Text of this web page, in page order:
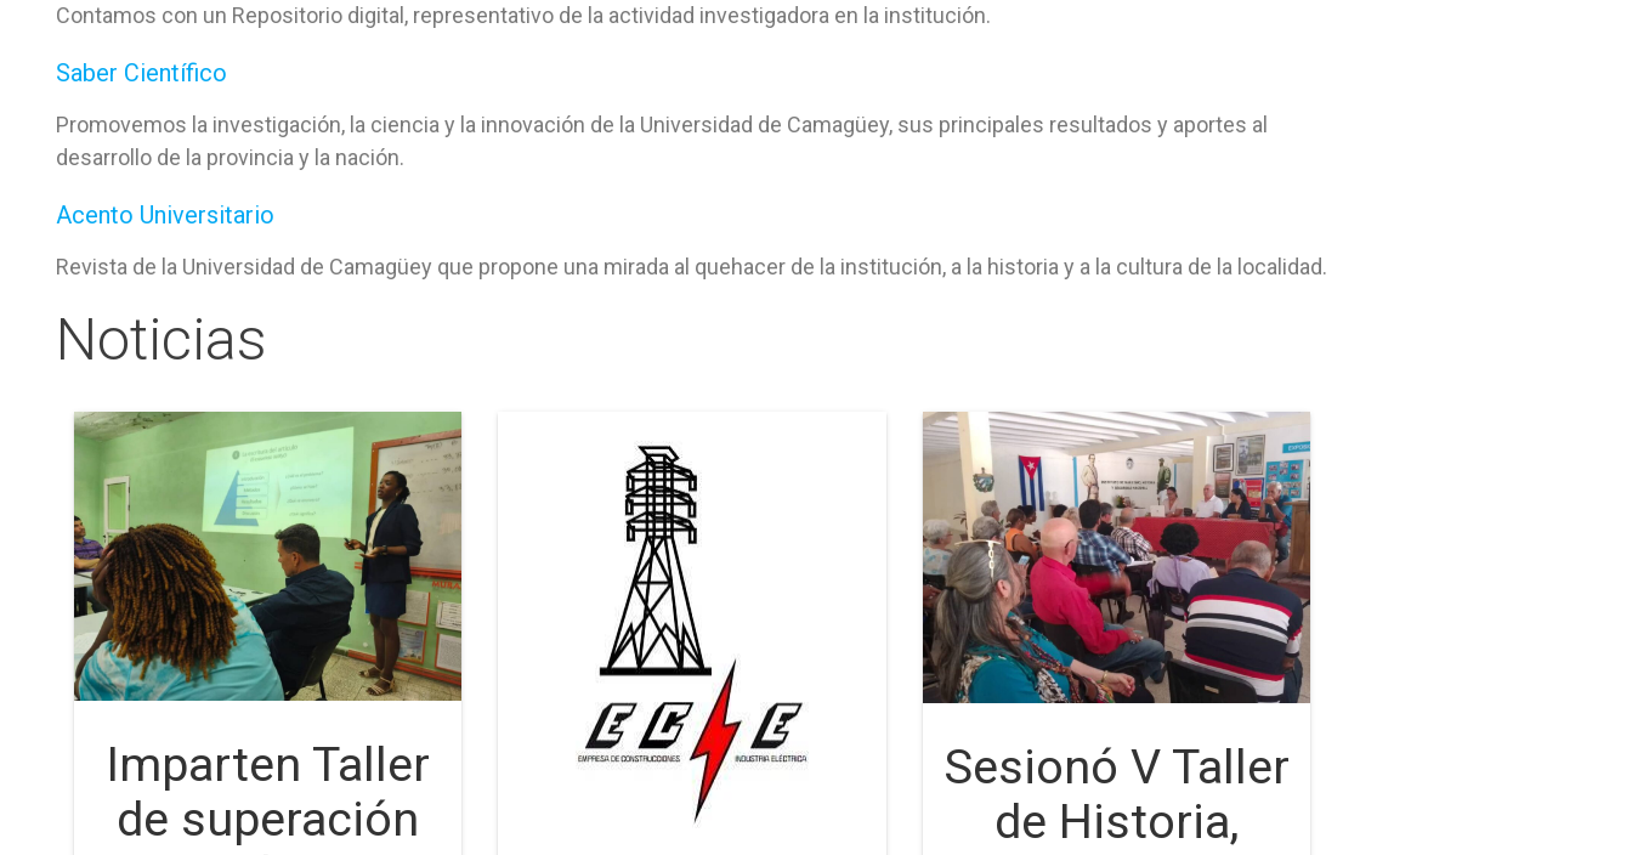
Contamos con un Repositorio digital, representativo de la actividad investigadora en la institución.
Saber Científico
Promovemos la investigación, la ciencia y la innovación de la Universidad de Camagüey, sus principales resultados y aportes al
desarrollo de la provincia y la nación.
Acento Universitario
Revista de la Universidad de Camagüey que propone una mirada al quehacer de la institución, a la historia y a la cultura de la localidad.
Noticias
Imparten Taller
de superación
Sesionó V Taller
de Historia,